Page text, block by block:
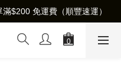
$200 免運費（順豐速運）